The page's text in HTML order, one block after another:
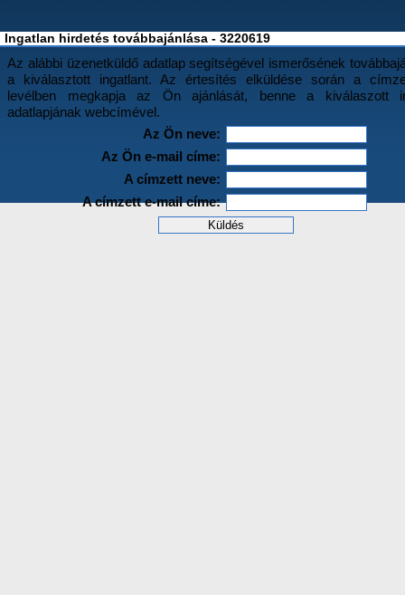
Ingatlan hirdetés továbbajánlása - 3220619
Az alábbi üzenetküldő adatlap segítségével ismerősének
a kiválasztott ingatlant. Az értesítés elküldése során a
levélben megkapja az Ön ajánlását, benne a kiválaszott
adatlapjának webcímével.
Az Ön neve:
Az Ön e-mail címe:
A címzett neve:
A címzett e-mail címe: